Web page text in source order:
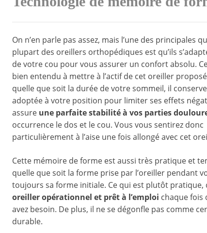
On n’en parle pas assez, mais l’une des principales
plupart des oreillers orthopédiques est qu’ils
de votre cou pour vous assurer un confort absolu.
bien entendu à mettre à l’actif de cet oreiller
quelle que soit la durée de votre sommeil, il
adoptée à votre position pour limiter ses effets
assure une parfaite stabilité à vos parties
occurrence le dos et le cou. Vous vous sentirez donc
particulièrement à l’aise une fois allongé avec cet
Cette mémoire de forme est aussi très pratique et
quelle que soit la forme prise par l’oreiller pendant
toujours sa forme initiale. Ce qui est plutôt pratique,
oreiller opérationnel et prêt à l’emploi chaque fois
avez besoin. De plus, il ne se dégonfle pas comme
durable.